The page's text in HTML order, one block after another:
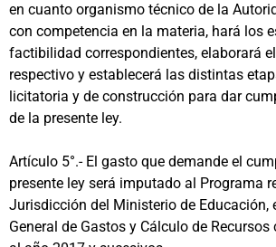
en cuanto organismo técnico de la
con competencia en la materia, hará los
factibilidad correspondientes, elaborará
respectivo y establecerá las distintas
licitatoria y de construcción para dar
de la presente ley.
Artículo 5°.- El gasto que demande el
presente ley será imputado al Programa
Jurisdicción del Ministerio de Educación,
General de Gastos y Cálculo de